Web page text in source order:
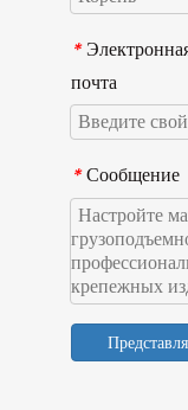
*
почта
* Сообщение